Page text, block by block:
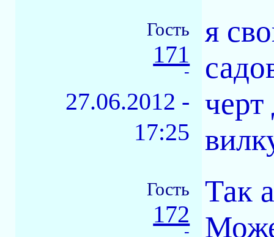
Гость
171
-
27.06.2012 -
17:25
я
Гость
172
-
Так